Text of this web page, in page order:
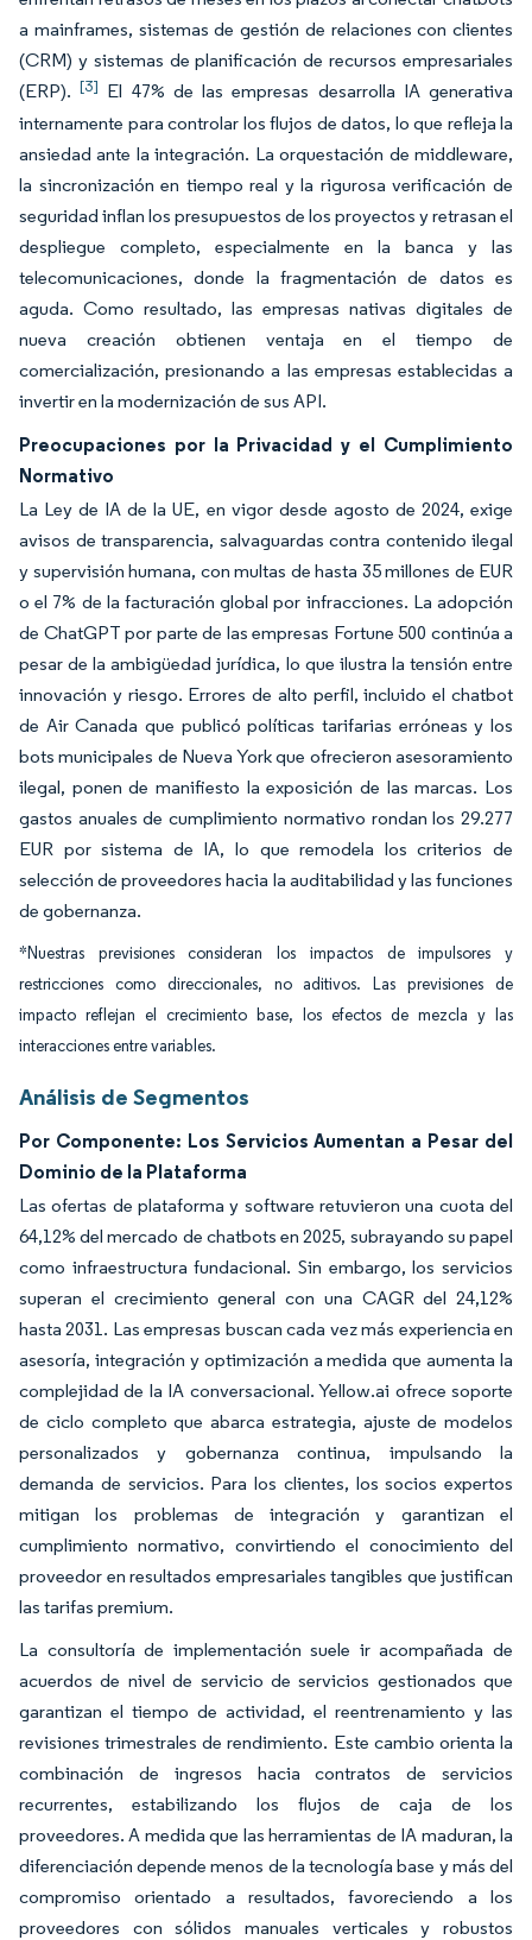
a mainframes, sistemas de gestión de relaciones con clientes
(CRM) y sistemas de planificación de recursos empresariales
(ERP).[3] El 47% de las empresas desarrolla IA generativa
internamente para controlar los flujos de datos, lo que refleja la
ansiedad ante la integración. La orquestación de middleware,
la sincronización en tiempo real y la rigurosa verificación de
seguridad inflan los presupuestos de los proyectos y retrasan el
despliegue completo, especialmente en la banca y las
telecomunicaciones, donde la fragmentación de datos es
aguda. Como resultado, las empresas nativas digitales de
nueva creación obtienen ventaja en el tiempo de
comercialización, presionando a las empresas establecidas a
invertir en la modernización de sus API.
Preocupaciones por la Privacidad y el Cumplimiento
Normativo
La Ley de IA de la UE, en vigor desde agosto de 2024, exige
avisos de transparencia, salvaguardas contra contenido ilegal
y supervisión humana, con multas de hasta 35 millones de EUR
o el 7% de la facturación global por infracciones. La adopción
de ChatGPT por parte de las empresas Fortune 500 continúa a
pesar de la ambigüedad jurídica, lo que ilustra la tensión entre
innovación y riesgo. Errores de alto perfil, incluido el chatbot
de Air Canada que publicó políticas tarifarias erróneas y los
bots municipales de Nueva York que ofrecieron asesoramiento
ilegal, ponen de manifiesto la exposición de las marcas. Los
gastos anuales de cumplimiento normativo rondan los 29.277
EUR por sistema de IA, lo que remodela los criterios de
selección de proveedores hacia la auditabilidad y las funciones
de gobernanza.
*Nuestras previsiones consideran los impactos de impulsores y
restricciones como direccionales, no aditivos. Las previsiones de
impacto reflejan el crecimiento base, los efectos de mezcla y las
interacciones entre variables.
Análisis de Segmentos
Por Componente: Los Servicios Aumentan a Pesar del
Dominio de la Plataforma
Las ofertas de plataforma y software retuvieron una cuota del
64,12% del mercado de chatbots en 2025, subrayando su papel
como infraestructura fundacional. Sin embargo, los servicios
superan el crecimiento general con una CAGR del 24,12%
hasta 2031. Las empresas buscan cada vez más experiencia en
asesoría, integración y optimización a medida que aumenta la
complejidad de la IA conversacional. Yellow.ai ofrece soporte
de ciclo completo que abarca estrategia, ajuste de modelos
personalizados y gobernanza continua, impulsando la
demanda de servicios. Para los clientes, los socios expertos
mitigan los problemas de integración y garantizan el
cumplimiento normativo, convirtiendo el conocimiento del
proveedor en resultados empresariales tangibles que justifican
las tarifas premium.
La consultoría de implementación suele ir acompañada de
acuerdos de nivel de servicio de servicios gestionados que
garantizan el tiempo de actividad, el reentrenamiento y las
revisiones trimestrales de rendimiento. Este cambio orienta la
combinación de ingresos hacia contratos de servicios
recurrentes, estabilizando los flujos de caja de los
proveedores. A medida que las herramientas de IA maduran, la
diferenciación depende menos de la tecnología base y más del
compromiso orientado a resultados, favoreciendo a los
proveedores con sólidos manuales verticales y robustos